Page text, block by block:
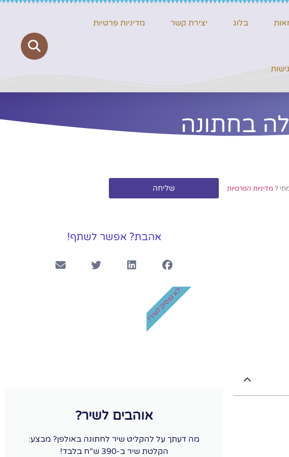
בלוג יצירת קשר מדיניות פרטיות
בחתונה
ל מדיניות הפרטיות שליחה
אהבת? אפשר לשתף!
אוהבים לשיר?
מה דעתך על להקליט שיר לחתונה באולפן? מבצע:
הקלטת שיר ב-390 ש"ח בלבד!
לא נפסיק לשיר!